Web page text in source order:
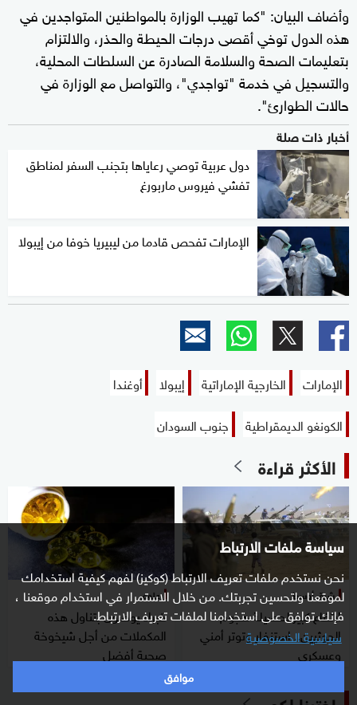
سياسة ملفات الارتباط
نحن نستخدم ملفات تعريف الارتباط (كوكيز) لفهم كيفية استخدامك
لموقعنا ولتحسين تجربتك. من خلال الاستمرار في استخدام موقعنا ،
فإنك توافق على استخدامنا لملفات تعريف الارتباط.
سياسية الخصوصية
موافق
وأضاف البيان: "كما تهيب الوزارة بالمواطنين المتواجدين في
هذه الدول توخي أقصى درجات الحيطة والحذر، والالتزام
بتعليمات الصحة والسلامة الصادرة عن السلطات المحلية،
والتسجيل في خدمة "تواجدي"، والتواصل مع الوزارة في
حالات الطوارئ".
أخبار ذات صلة
دول عربية توصي رعاياها بتجنب السفر لمناطق
تفشي فيروس ماربورغ
الإمارات تفحص قادما من ليبيريا خوفا من إيبولا
الإمارات الخارجية الإماراتية إيبولا
أوغندا
الكونغو الديمقراطية
جنوب السودان
الأكثر قراءة
شرق أوسط
ارتفاع كبير لحصيلة هجوم
الحوثيين.. استنفار وتوتر أمني
وعسكري
علوم
خبراء يوصون بتناول هذه
المكملات من أجل شيخوخة
صحية أفضل